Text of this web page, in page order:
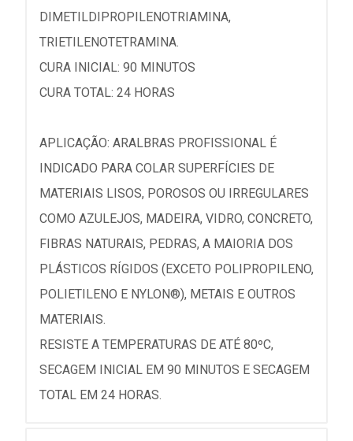
DIMETILDIPROPILENOTRIAMINA,
TRIETILENOTETRAMINA.
CURA INICIAL: 90 MINUTOS
CURA TOTAL: 24 HORAS
APLICAÇÃO: ARALBRAS PROFISSIONAL É
INDICADO PARA COLAR SUPERFÍCIES DE
MATERIAIS LISOS, POROSOS OU IRREGULARES
COMO AZULEJOS, MADEIRA, VIDRO, CONCRETO,
FIBRAS NATURAIS, PEDRAS, A MAIORIA DOS
PLÁSTICOS RÍGIDOS (EXCETO POLIPROPILENO,
POLIETILENO E NYLON®), METAIS E OUTROS
MATERIAIS.
RESISTE A TEMPERATURAS DE ATÉ 80ºC,
SECAGEM INICIAL EM 90 MINUTOS E SECAGEM
TOTAL EM 24 HORAS.